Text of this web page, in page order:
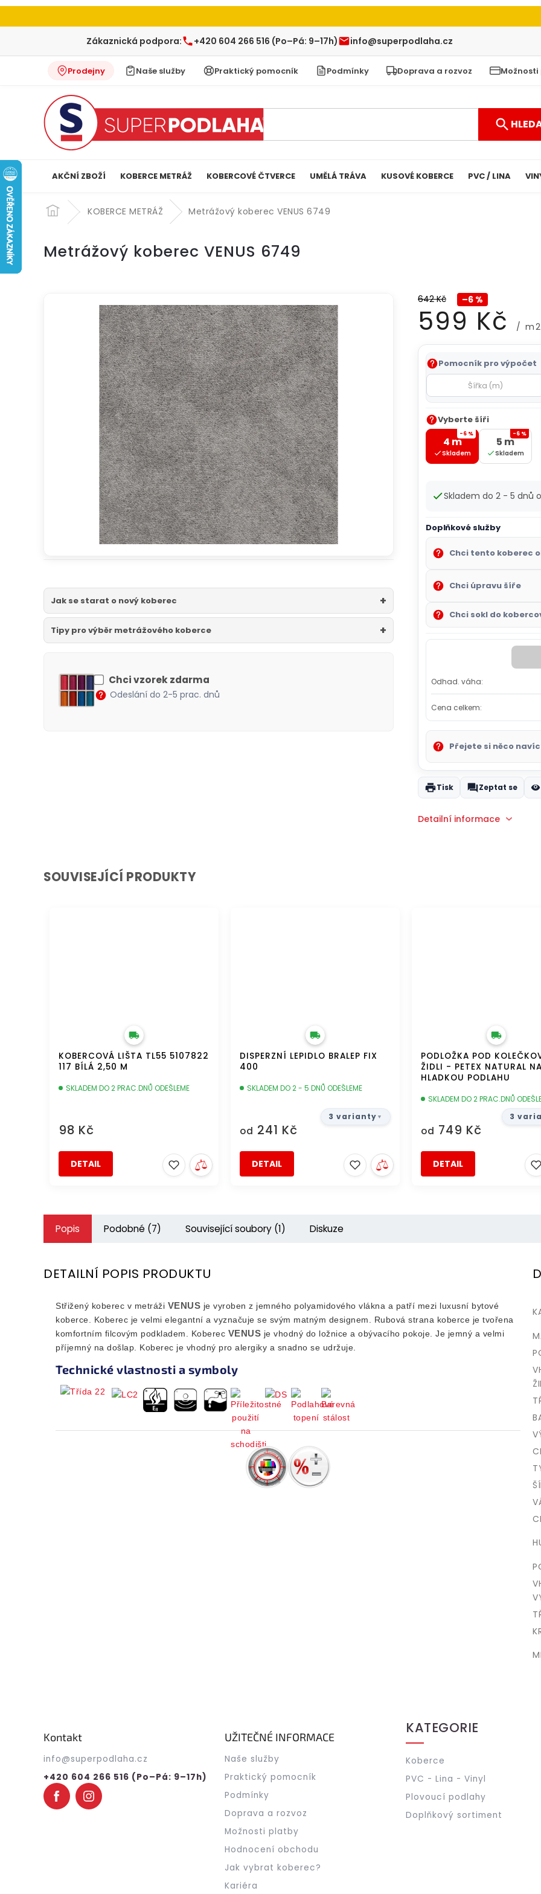
Zákaznická podpora: +420 604 266 516 (Po–Pá: 9–17h) info@superpodlaha.cz
Prodejny Naše služby Praktický pomocník Podmínky Doprava a rozvoz
AKČNÍ ZBOŽÍ KOBERCE METRÁŽ KOBERCOVÉ ČTVERCE UMĚLÁ TRÁVA KUSOVÉ KOBERCE PVC / LINA
Přejít
na
obsah
KOBERCE METRÁŽ Metrážový koberec VENUS 6749
Metrážový koberec VENUS 6749
Jak se starat o nový koberec
Tipy pro výběr metrážového koberce
Chci vzorek zdarma
Odeslání do 2-5 prac. dnů
642 Kč –6 %
599 Kč / m2
Měrná
cena:
Pomocník pro výpočet
Vyberte šíři
-6 %
4 m
Skladem
-6 %
5 m
Skladem
Skladem do 2 - 5 dnů
Doplňkové služby
Chci tento koberec
Chci úpravu šíře
Chci sokl do
Odhad. váha:
Cena celkem:
Přejete si něco
Tisk Zeptat se
Detailní informace
SOUVISEJÍCÍ PRODUKTY
KOBERCOVÁ LIŠTA TL55 5107822
117 BÍLÁ 2,50 M
SKLADEM DO 2 PRAC.DNŮ ODEŠLEME
98 Kč
DETAIL
DISPERZNÍ LEPIDLO BRALEP FIX
400
SKLADEM DO 2 - 5 DNŮ ODEŠLEME
od 241 Kč
DETAIL
3 varianty
PODLOŽKA POD
ŽIDLI - PETEX NATURAL NA
HLADKOU PODLAHU
SKLADEM DO 2 PRAC.DNŮ
od 749 Kč
DETAIL
3
Popis Podobné (7) Související soubory (1) Diskuze
DETAILNÍ POPIS PRODUKTU
Střižený koberec v metráži VENUS je vyroben z jemného polyamidového vlákna a patří mezi luxusní bytové
koberce. Koberec je velmi elegantní a vyznačuje se svým matným designem. Rubová strana koberce je tvořena
komfortním filcovým podkladem. Koberec VENUS je vhodný do ložnice a obývacího pokoje. Je jemný a velmi
příjemný na došlap. Koberec je vhodný pro alergiky a snadno se udržuje.
Technické vlastnosti a symboly
Kontakt
info@superpodlaha.cz
+420 604 266 516 (Po–Pá: 9–17h)
UŽITEČNÉ INFORMACE
Naše služby
Praktický pomocník
Podmínky
Doprava a rozvoz
Možnosti platby
Hodnocení obchodu
Jak vybrat koberec?
Kariéra
KATEGORIE
Koberce
PVC - Lina - Vinyl
Plovoucí podlahy
Doplňkový sortiment